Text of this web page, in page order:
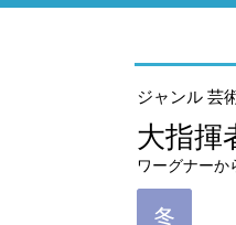
ジャンル 芸
大指揮
ワーグナーか